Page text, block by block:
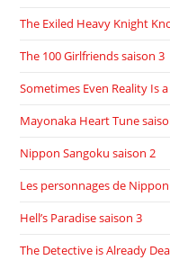
The Exiled Heavy Knight
The 100 Girlfriends saison 3
Sometimes Even Reality Is
Mayonaka Heart Tune
Nippon Sangoku saison 2
Les personnages de
Hell’s Paradise saison 3
The Detective is Already